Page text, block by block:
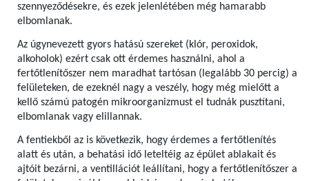
szennyeződésekre, és ezek jelenlétében még hamarabb
elbomlanak.
Az úgynevezett gyors hatású szereket (klór, peroxidok,
alkoholok) ezért csak ott érdemes használni, ahol a
fertőtlenítőszer nem maradhat tartósan (legalább 30 percig) a
felületeken, de ezeknél nagy a veszély, hogy még mielőtt a
kellő számú patogén mikroorganizmust el tudnák pusztítani,
elbomlanak vagy elillannak.
A fentiekből az is következik, hogy érdemes a fertőtlenítés
alatt és után, a behatási idő leteltéig az épület ablakait és
ajtóit bezárni, a ventillációt leállítani, hogy a fertőtlenítőszer a